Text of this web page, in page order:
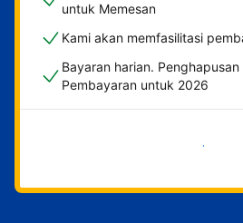
untuk Memesan
Kami akan memfasilitasi
Bayaran harian.
Pembayaran untuk 2026
Mulai sekarang